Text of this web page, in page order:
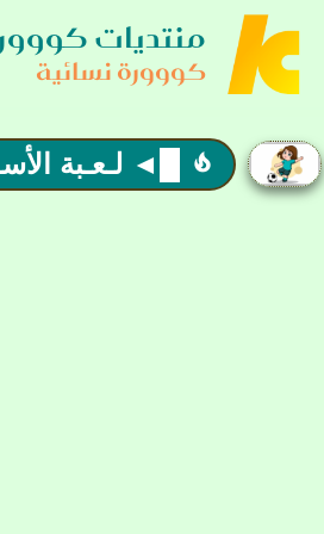
منتديات
كووورة نسائية
 █◄ لـعـبة الأسـامـي ►█